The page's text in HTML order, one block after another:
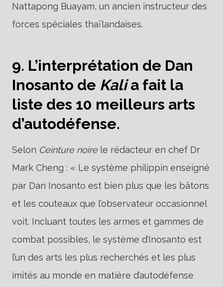
Nattapong Buayam, un ancien instructeur des
forces spéciales thaïlandaises.
9. L’interprétation de Dan
Inosanto de Kalia fait la
liste des 10 meilleurs arts
d’autodéfense.
Selon Ceinture noirele rédacteur en chef Dr
Mark Cheng : « Le système philippin enseigné
par Dan Inosanto est bien plus que les bâtons
et les couteaux que l’observateur occasionnel
voit. Incluant toutes les armes et gammes de
combat possibles, le système d’Inosanto est
l’un des arts les plus recherchés et les plus
imités au monde en matière d’autodéfense